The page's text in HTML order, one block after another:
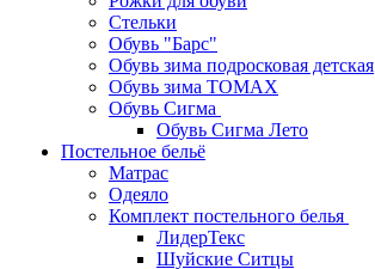
Стельки
Обувь "Барс"
Обувь зима подросковая детская
Обувь зима ТОМАХ
Обувь Сигма
Обувь Сигма Лето
Постельное бельё
Матрас
Одеяло
Комплект постельного белья
ЛидерТекс
Шуйские Ситцы